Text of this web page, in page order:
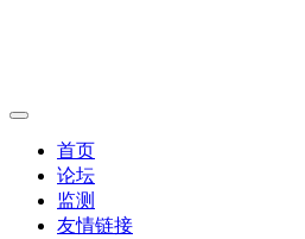
首页
论坛
监测
友情链接